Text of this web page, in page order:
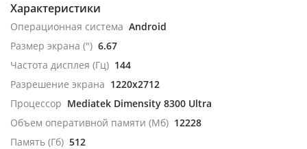
Характеристики
Операционная система Android
Размер экрана (") 6.67
Частота дисплея (Гц) 144
Разрешение экрана 1220x2712
Процессор Mediatek Dimensity 8300 Ultra
Объем оперативной памяти (Мб) 12228
Память (Гб) 512